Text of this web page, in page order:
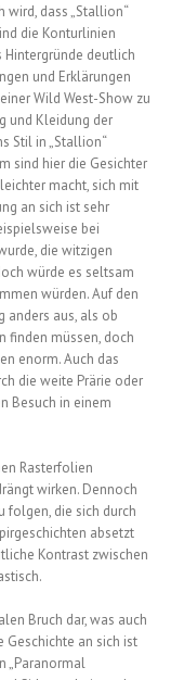
wird, dass „Stallion“
die Konturlinien
Hintergründe deutlich
und Erklärungen
Wild West-Show zu
und Kleidung der
Stil in „Stallion“
sind hier die Gesichter
macht, sich mit
an sich ist sehr
bei
die witzigen
würde es seltsam
würden. Auf den
anders aus, als ob
finden müssen, doch
enorm. Auch das
die weite Prärie oder
Besuch in einem
Rasterfolien
wirken. Dennoch
folgen, die sich durch
absetzt
Kontrast zwischen
Bruch dar, was auch
Geschichte an sich ist
„Paranormal